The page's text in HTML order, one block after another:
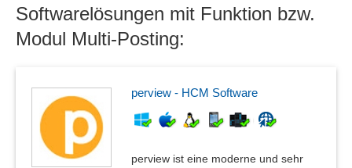
Softwarelösungen mit Funktion bzw.
Modul Multi-Posting:
perview - HCM Software
perview ist eine moderne und sehr